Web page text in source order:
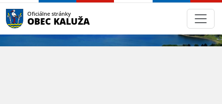
Oficiálne stránky
OBEC KALUŽA